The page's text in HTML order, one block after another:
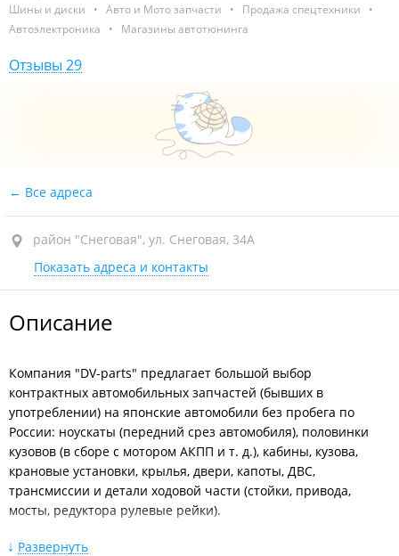
Шины и диски • Авто и Мото запчасти • Продажа спецтехники
•
Автоэлектроника
• Магазины автотюнинга
Отзывы 29
Все адреса
район "Снеговая", ул. Снеговая, 34А
Показать адреса и контакты
Описание
Компания "DV-parts" предлагает большой выбор
контрактных автомобильных запчастей (бывших в
употреблении) на японские автомобили без пробега по
России: ноускаты (передний срез автомобиля), половинки
кузовов (в сборе с мотором АКПП и т. д.), кабины, кузова,
крановые установки, крылья, двери, капоты, ДВС,
трансмиссии и детали ходовой части (стойки, привода,
мосты, редуктора рулевые рейки).
Компания отправляет через:
Развернуть